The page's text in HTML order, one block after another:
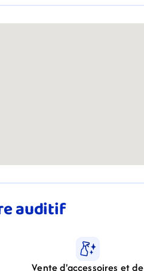
auditif
Vente d'accessoires et de